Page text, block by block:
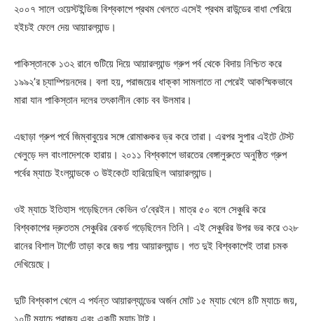
২০০৭ সালে ওয়েস্টইন্ডিজ বিশ্বকাপে প্রথম খেলতে এসেই প্রথম রাউন্ডের বাধা পেরিয়ে
হইচই ফেলে দেয় আয়ারল্যান্ড।
পাকিস্তানকে ১৩২ রানে গুটিয়ে দিয়ে আয়ারল্যান্ড গ্রুপ পর্ব থেকে বিদায় নিশ্চিত করে
১৯৯২’র চ্যাম্পিয়নদের। বলা হয়, পরাজয়ের ধাক্কা সামলাতে না পেরেই আকস্মিকভাবে
মারা যান পাকিস্তান দলের তৎকালীন কোচ বব উলমার।
এছাড়া গ্রুপ পর্বে জিম্বাবুয়ের সঙ্গে রোমাঞ্চকর ড্র করে তারা। এরপর সুপার এইটে টেস্ট
খেলুড়ে দল বাংলাদেশকে হারায়। ২০১১ বিশ্বকাপে ভারতের বেঙ্গালুরুতে অনুষ্ঠিত গ্রুপ
পর্বের ম্যাচে ইংল্যান্ডকে ৩ উইকেটে হারিয়েছিল আয়ারল্যান্ড।
ওই ম্যাচে ইতিহাস গড়েছিলেন কেভিন ও’ব্রেইন। মাত্র ৫০ বলে সেঞ্চুরি করে
বিশ্বকাপের দ্রুততম সেঞ্চুরির রেকর্ড গড়েছিলেন তিনি। এই সেঞ্চুরির উপর ভর করে ৩২৮
রানের বিশাল টার্গেট তাড়া করে জয় পায় আয়ারল্যান্ড। গত দুই বিশ্বকাপেই তারা চমক
দেখিয়েছে।
দুটি বিশ্বকাপ খেলে এ পর্যন্ত আয়ারল্যান্ডের অর্জন মোট ১৫ ম্যাচ খেলে ৪টি ম্যাচে জয়,